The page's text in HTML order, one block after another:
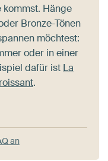
kommst. Hänge
Bronze-Tönen
möchtest:
oder in einer
dafür ist La
.
an